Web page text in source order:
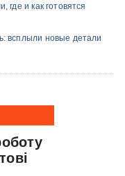
где и как готовятся
всплыли новые детали